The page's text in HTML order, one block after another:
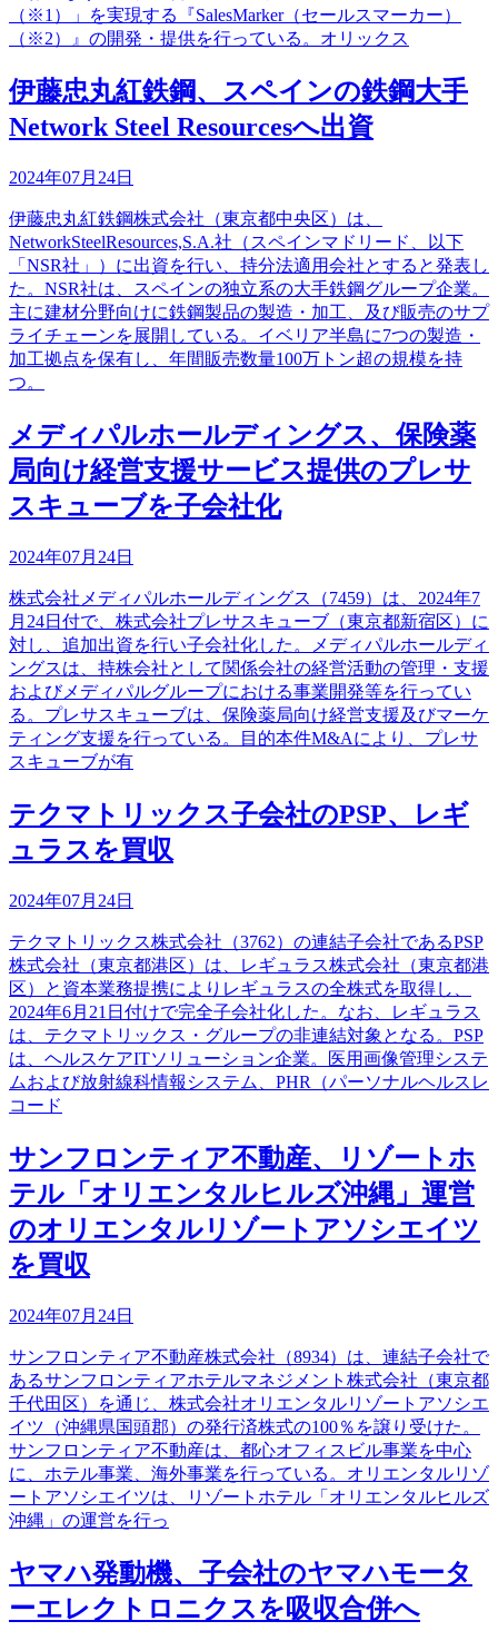
（※1）」を実現する『SalesMarker（セールスマーカー）
（※2）』の開発・提供を行っている。オリックス
伊藤忠丸紅鉄鋼、スペインの鉄鋼大手
Network Steel Resourcesへ出資
2024年07月24日
伊藤忠丸紅鉄鋼株式会社（東京都中央区）は、
NetworkSteelResources,S.A.社（スペインマドリード、以下
「NSR社」）に出資を行い、持分法適用会社とすると発表し
た。NSR社は、スペインの独立系の大手鉄鋼グループ企業。
主に建材分野向けに鉄鋼製品の製造・加工、及び販売のサプ
ライチェーンを展開している。イベリア半島に7つの製造・
加工拠点を保有し、年間販売数量100万トン超の規模を持
つ。
メディパルホールディングス、保険薬
局向け経営支援サービス提供のプレサ
スキューブを子会社化
2024年07月24日
株式会社メディパルホールディングス（7459）は、2024年7
月24日付で、株式会社プレサスキューブ（東京都新宿区）に
対し、追加出資を行い子会社化した。メディパルホールディ
ングスは、持株会社として関係会社の経営活動の管理・支援
およびメディパルグループにおける事業開発等を行ってい
る。プレサスキューブは、保険薬局向け経営支援及びマーケ
ティング支援を行っている。目的本件M&Aにより、プレサ
スキューブが有
テクマトリックス子会社のPSP、レギ
ュラスを買収
2024年07月24日
テクマトリックス株式会社（3762）の連結子会社であるPSP
株式会社（東京都港区）は、レギュラス株式会社（東京都港
区）と資本業務提携によりレギュラスの全株式を取得し、
2024年6月21日付けで完全子会社化した。なお、レギュラス
は、テクマトリックス・グループの非連結対象となる。PSP
は、ヘルスケアITソリューション企業。医用画像管理システ
ムおよび放射線科情報システム、PHR（パーソナルヘルスレ
コード
サンフロンティア不動産、リゾートホ
テル「オリエンタルヒルズ沖縄」運営
のオリエンタルリゾートアソシエイツ
を買収
2024年07月24日
サンフロンティア不動産株式会社（8934）は、連結子会社で
あるサンフロンティアホテルマネジメント株式会社（東京都
千代田区）を通じ、株式会社オリエンタルリゾートアソシエ
イツ（沖縄県国頭郡）の発行済株式の100％を譲り受けた。
サンフロンティア不動産は、都心オフィスビル事業を中心
に、ホテル事業、海外事業を行っている。オリエンタルリゾ
ートアソシエイツは、リゾートホテル「オリエンタルヒルズ
沖縄」の運営を行っ
ヤマハ発動機、子会社のヤマハモータ
ーエレクトロニクスを吸収合併へ